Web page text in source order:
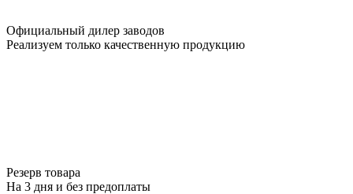
Официальный дилер заводов
Реализуем только качественную продукцию
Резерв товара
На 3 дня и без предоплаты